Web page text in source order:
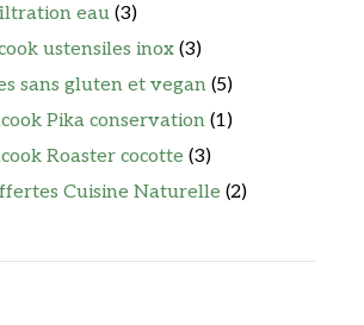
eau (3)
ustensiles inox (3)
sans gluten et vegan (5)
Pika conservation (1)
Roaster cocotte (3)
Cuisine Naturelle (2)